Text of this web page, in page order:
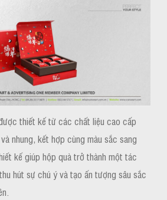
thiết kế từ các chất liệu cao cấp
nhung, kết hợp cùng màu sắc sang
kế giúp hộp quà trở thành một tác
hút sự chú ý và tạo ấn tượng sâu sắc